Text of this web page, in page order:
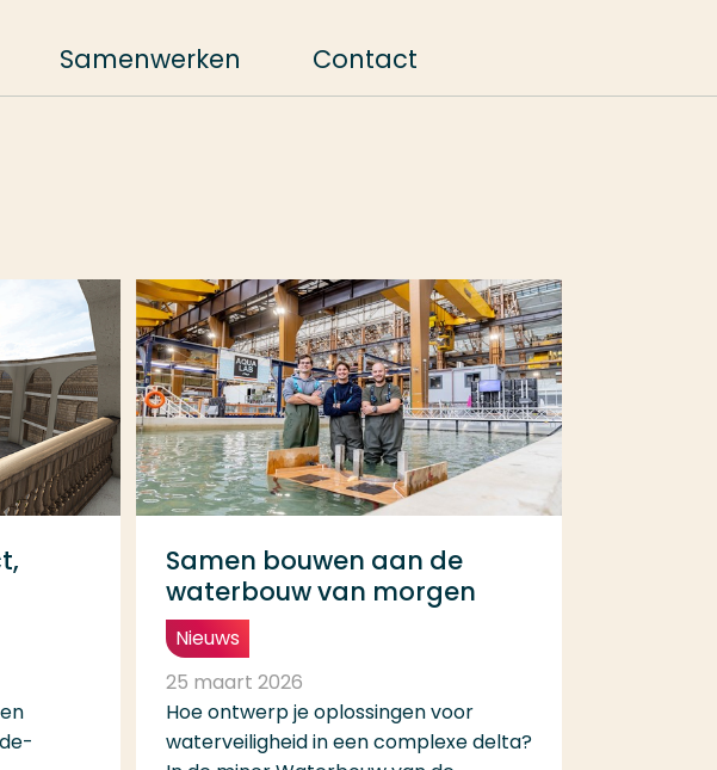
Samenwerken Contact
Samen bouwen aan de
waterbouw van morgen
Nieuws
25 maart 2026
Hoe ontwerp je oplossingen voor
waterveiligheid in een complexe delta?